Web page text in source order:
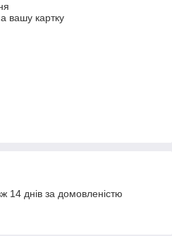
вашу картку
14 днів за домовленістю